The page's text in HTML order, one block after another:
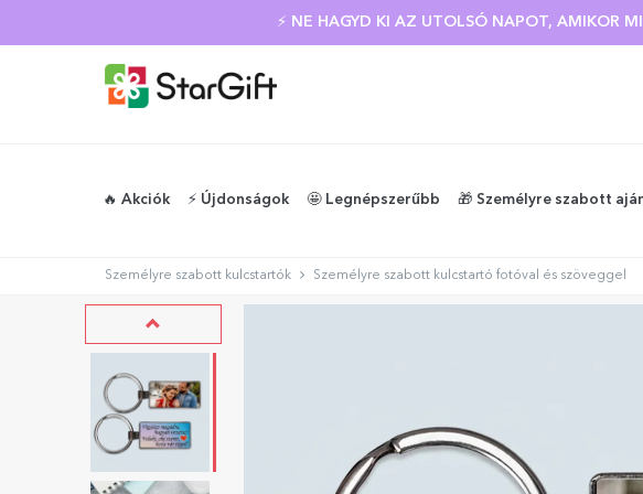
NYÁRI KIÁRUSÍTÁS 🌴 AKÁR 40%-OS
🔥 Akciók ⚡️ Újdonságok 🤩 Legnépszerűbb 🎁 Személyre szabott
Személyre szabott kulcstartók Személyre szabott kulcstartó fotóval és szöveggel